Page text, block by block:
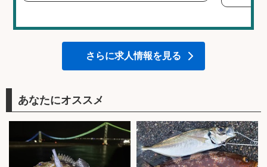
さらに求人情報を見る
あなたにオススメ